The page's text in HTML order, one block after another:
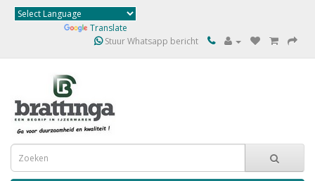
Translate
Stuur Whatsapp bericht